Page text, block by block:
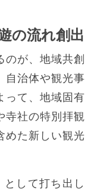
の流れ創出
のが、地域共創
自治体や観光事
って、地域固有
寺社の特別拝観
めた新しい観光
して打ち出し